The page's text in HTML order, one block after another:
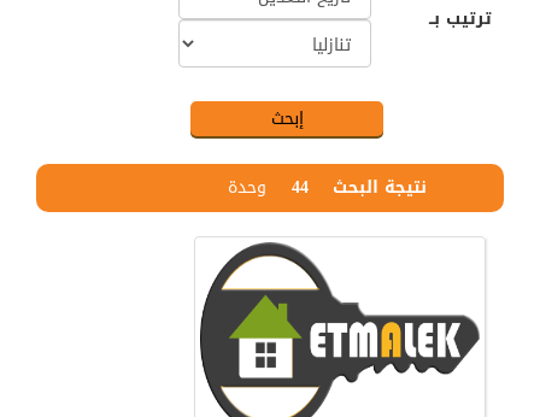
ترتيب بــ
نتيجة البحث 44 وحدة